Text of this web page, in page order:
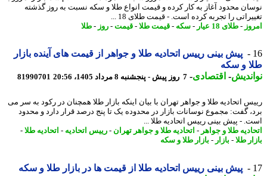
محدود آغاز به کار کرده و قیمت انواع طلا و سکه نسبت به روز گذشته
را تجربه کرده است. - قیمت طلای 18 ...
- طلای 18 عیار -سکه-قیمت طلا-قیمت-روز- طلا
پیش بینی رییس اتحادیه طلا و جواهر از قیمت های آینده بازار
و سکه
-اقتصادی-7 روز پیش - پنجشنبه 8 مرداد 1405، 20:56 81990701
اتحادیه طلا و جواهر تهران با بیان اینکه بازار طلا همچنان در رکود به سر می
گفت: مجموع نوسانات بازار در محدوده یک تا پنج درصد قرار دارد و محدود
- پیش بینی رییس اتحادیه طلا ...
طلا و جواهر- اتحادیه طلا و جواهر تهران- رییس اتحادیه-اتحادیه طلا-
طلا -بازار - بازار طلا و سکه
پیش بینی رییس اتحادیه طلا از قیمت ها در بازار طلا و سکه